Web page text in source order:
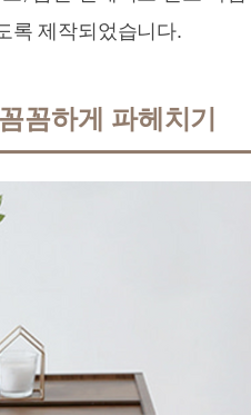
록 제작되었습니다.
꼼하게 파헤치기